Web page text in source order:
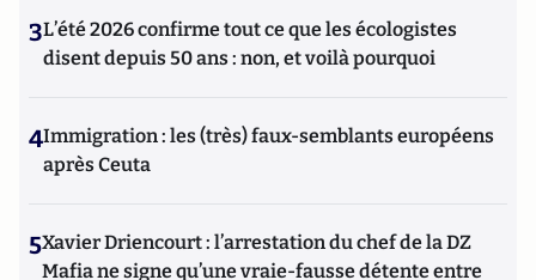
3L’été 2026 confirme tout ce que les écologistes
disent depuis 50 ans : non, et voilà pourquoi
4Immigration : les (très) faux-semblants européens
après Ceuta
5Xavier Driencourt : l’arrestation du chef de la DZ
Mafia ne signe qu’une vraie-fausse détente entre